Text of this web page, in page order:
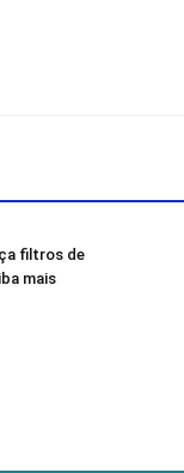
filtros de
mais